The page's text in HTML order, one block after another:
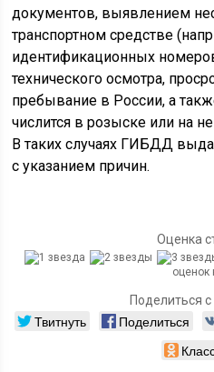
документов, выявлением
транспортном средстве
идентификационных
технического осмотра,
пребывание в России, а
числится в розыске или на
В таких случаях ГИБДД
с указанием причин.
Оценка
оценок
Поделиться
Твитнуть Поделиться